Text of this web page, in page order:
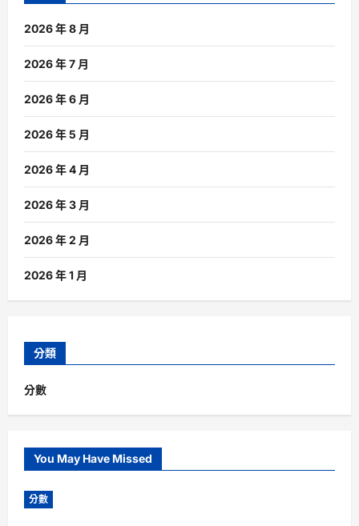
2026 年 8 月
2026 年 7 月
2026 年 6 月
2026 年 5 月
2026 年 4 月
2026 年 3 月
2026 年 2 月
2026 年 1 月
分類
分數
You May Have Missed
分數